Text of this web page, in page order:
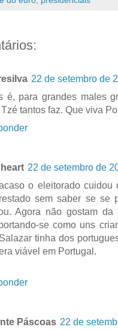
22 de setembro de
é, para grandes males
Tzé tantos faz. Que viva
22 de setembro de
o eleitorado
sem saber se se
Agora não gostam
se como uns
tinha dos
viável em Portugal.
Páscoas 22 de